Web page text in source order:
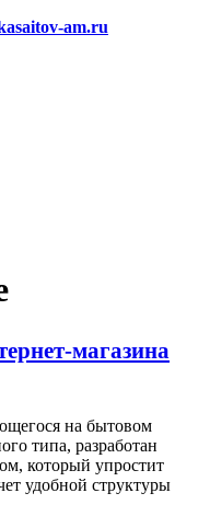
am.ru
магазина
на бытовом
типа, разработан
который упростит
удобной структуры